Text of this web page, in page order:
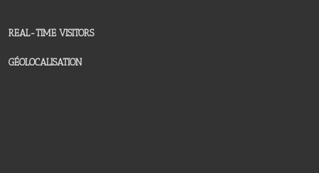
REAL-TIME VISITORS
GÉOLOCALISATION